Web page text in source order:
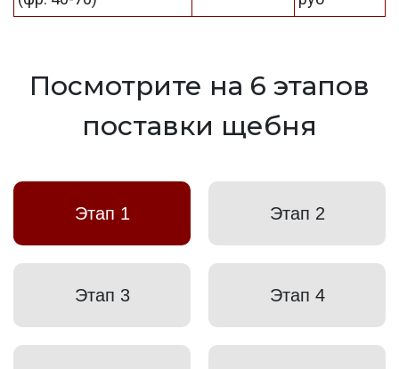
Посмотрите на 6 этапов
поставки щебня
Этап 1 Этап 2
Этап 3 Этап 4